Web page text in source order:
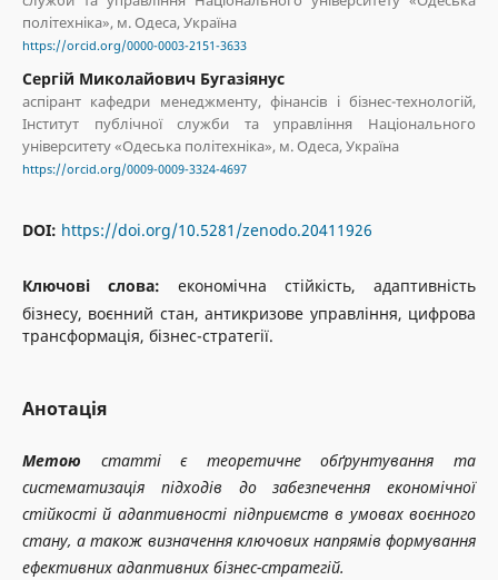
політехніка», м. Одеса, Україна
https://orcid.org/0000-0003-2151-3633
Сергій Миколайович Бугазіянус
аспірант кафедри менеджменту, фінансів і бізнес-технологій,
Інститут публічної служби та управління Національного
університету «Одеська політехніка», м. Одеса, Україна
https://orcid.org/0009-0009-3324-4697
DOI: https://doi.org/10.5281/zenodo.20411926
Ключові слова: економічна стійкість, адаптивність
бізнесу, воєнний стан, антикризове управління, цифрова
трансформація, бізнес-стратегії.
Анотація
Метою статті є теоретичне обґрунтування та
систематизація підходів до забезпечення економічної
стійкості й адаптивності підприємств в умовах воєнного
стану, а також визначення ключових напрямів формування
ефективних адаптивних бізнес-стратегій.